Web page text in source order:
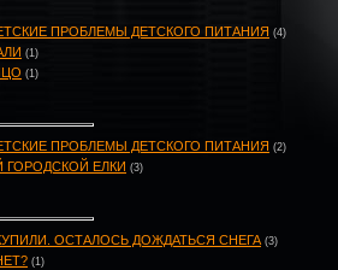
ПРОБЛЕМЫ ДЕТСКОГО ПИТАНИЯ (4)
(1)
(1)
ПРОБЛЕМЫ ДЕТСКОГО ПИТАНИЯ (2)
ГОРОДСКОЙ ЕЛКИ (3)
ОСТАЛОСЬ ДОЖДАТЬСЯ СНЕГА (3)
(1)